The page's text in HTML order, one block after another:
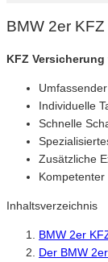
BMW 2er
KFZ
Individuelle
Schnelle
Zusätzliche
Inhaltsverzeichnis
BMW 2er
Der BMW